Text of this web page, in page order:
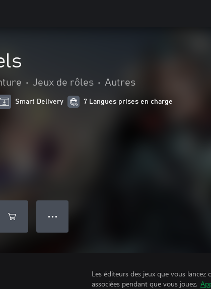
• Jeux de rôles • Autres
Smart Delivery 7 Langues prises en charge
● ● ●
Les éditeurs des jeux que vous
associées pendant que vous jouez.